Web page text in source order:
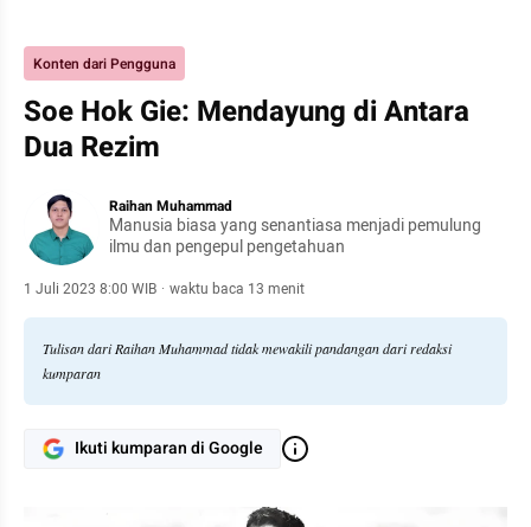
Konten dari Pengguna
Soe Hok Gie: Mendayung di Antara
Dua Rezim
Raihan Muhammad
Manusia biasa yang senantiasa menjadi pemulung
ilmu dan pengepul pengetahuan
1 Juli 2023 8:00 WIB · waktu baca 13 menit
Tulisan dari Raihan Muhammad tidak mewakili pandangan dari redaksi
kumparan
Ikuti kumparan di Google